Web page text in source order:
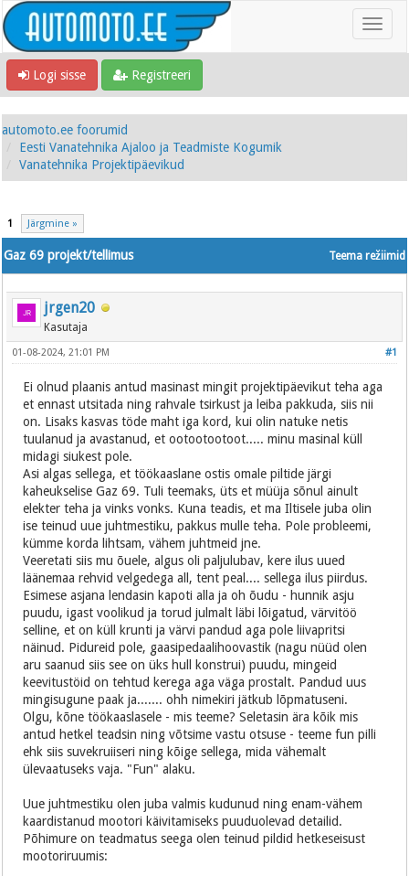
Logi sisse Registreeri
automoto.ee foorumid
Eesti Vanatehnika Ajaloo ja Teadmiste Kogumik
Vanatehnika Projektipäevikud
1 Järgmine »
Teema režiimid
Gaz 69 projekt/tellimus
jrgen20
Kasutaja
#1
01-08-2024, 21:01 PM
Ei olnud plaanis antud masinast mingit projektipäevikut teha aga
et ennast utsitada ning rahvale tsirkust ja leiba pakkuda, siis nii
on. Lisaks kasvas töde maht iga kord, kui olin natuke netis
tuulanud ja avastanud, et ootootootoot..... minu masinal küll
midagi siukest pole.
Asi algas sellega, et töökaaslane ostis omale piltide järgi
kaheukselise Gaz 69. Tuli teemaks, üts et müüja sõnul ainult
elekter teha ja vinks vonks. Kuna teadis, et ma Iltisele juba olin
ise teinud uue juhtmestiku, pakkus mulle teha. Pole probleemi,
kümme korda lihtsam, vähem juhtmeid jne.
Veeretati siis mu õuele, algus oli paljulubav, kere ilus uued
läänemaa rehvid velgedega all, tent peal.... sellega ilus piirdus.
Esimese asjana lendasin kapoti alla ja oh õudu - hunnik asju
puudu, igast voolikud ja torud julmalt läbi lõigatud, värvitöö
selline, et on küll krunti ja värvi pandud aga pole liivapritsi
näinud. Pidureid pole, gaasipedaalihoovastik (nagu nüüd olen
aru saanud siis see on üks hull konstrui) puudu, mingeid
keevitustöid on tehtud kerega aga väga prostalt. Pandud uus
mingisugune paak ja....... ohh nimekiri jätkub lõpmatuseni.
Olgu, kõne töökaaslasele - mis teeme? Seletasin ära kõik mis
antud hetkel teadsin ning võtsime vastu otsuse - teeme fun pilli
ehk siis suvekruiiseri ning kõige sellega, mida vähemalt
ülevaatuseks vaja. "Fun" alaku.
Uue juhtmestiku olen juba valmis kudunud ning enam-vähem
kaardistanud mootori käivitamiseks puuduolevad detailid.
Põhimure on teadmatus seega olen teinud pildid hetkeseisust
mootoriruumis: